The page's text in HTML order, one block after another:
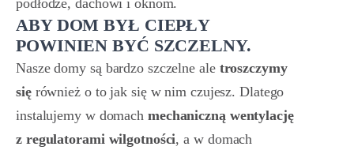
podłodze, dachowi i oknom.
ABY DOM BYŁ CIEPŁY
POWINIEN BYĆ SZCZELNY.
Nasze domy są bardzo szczelne ale troszczymy
sięrównież o to jak się w nim czujesz. Dlatego
instalujemy w domach mechaniczną wentylację
z regulatorami wilgotności, a w domach